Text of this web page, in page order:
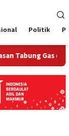
Politik
dan Kursi